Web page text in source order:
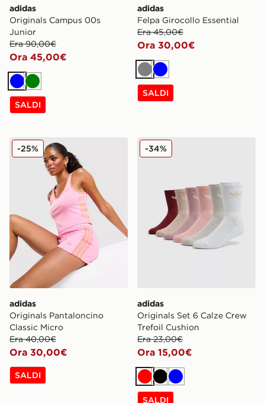
adidas
Originals Campus 00s
Junior
Era 90,00€
Ora 45,00€
BluVerde
SALDI
adidas
Felpa Girocollo Essential
Era 45,00€
Ora 30,00€
Grigio
Blu
SALDI
adidas Originals Pantaloncino Classic Micro
adidas
Originals Pantaloncino
Classic Micro
Era 40,00€
Ora 30,00€
-25%
SALDI
adidas Originals Set 6
adidas
Originals Set 6 Calze Crew
Trefoil Cushion
Era 23,00€
Ora 15,00€
-34%
Rosso
Nero
Blu
SALDI